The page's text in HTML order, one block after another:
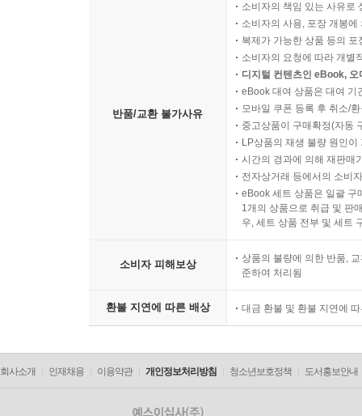
반품/교환 불가사유
소비자의 책임 있는 사유로
소비자의 사용, 포장 개봉
복제가 가능한 상품 등의
소비자의 요청에 따라 개별
디지털 컨텐츠인 eBook,
eBook 대여 상품은 대여 기
모바일 쿠폰 등록 후 취소/
중고상품이 구매확정(자동
LP상품의 재생 불량 원인
시간의 경과에 의해 재판매
전자상거래 등에서의 소비
eBook 세트 상품은 일괄 구
1개의 상품으로 취급 및 판
우, 세트 상품 전부 및 세트
소비자 피해보상
상품의 불량에 의한 반품,
준하여 처리됨
환불 지연에 따른 배상 대금 환불 및 환불 지연에
회사소개 인재채용 이용약관 개인정보처리방침 청소년보호정책 도서홍보안내